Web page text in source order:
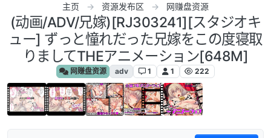
主页 资源发布区 网赚盘资源
(动画/ADV/兄嫁)[RJ303241][スタジオキ
ュー] ずっと憧れだった兄嫁をこの度寝取
りましてTHEアニメーション[648M]
网赚盘资源 adv 1 1 222